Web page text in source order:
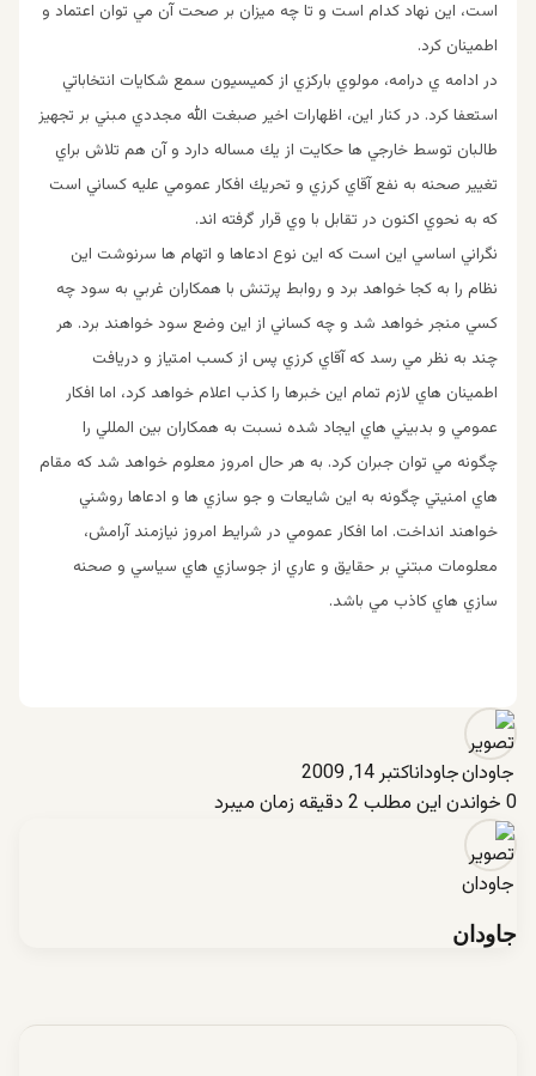
است، اين نهاد كدام است و تا چه ميزان بر صحت آن مي توان اعتماد و
اطمينان كرد.
در ادامه ي درامه، مولوي باركزي از كميسيون سمع شكايات انتخاباتي
استعفا كرد. در کنار این، اظهارات اخير صبغت الله مجددي مبني بر تجهيز
طالبان توسط خارجي ها حكايت از يك مساله دارد و آن هم تلاش براي
تغيير صحنه به نفع آقاي كرزي و تحريك افكار عمومي عليه كساني است
كه به نحوي اكنون در تقابل با وي قرار گرفته اند.
نگراني اساسي اين است كه اين نوع ادعاها و اتهام ها سرنوشت اين
نظام را به كجا خواهد برد و روابط پرتنش با همكاران غربي به سود چه
كسي منجر خواهد شد و چه كساني از اين وضع سود خواهند برد. هر
چند به نظر مي رسد كه آقاي كرزي پس از كسب امتياز و دريافت
اطمينان هاي لازم تمام اين خبرها را كذب اعلام خواهد كرد، اما افكار
عمومي و بدبيني هاي ايجاد شده نسبت به همكاران بين المللي را
چگونه مي توان جبران كرد. به هر حال امروز معلوم خواهد شد كه مقام
هاي امنيتي چگونه به اين شايعات و جو سازي ها و ادعاها روشني
خواهند انداخت. اما افكار عمومي در شرايط امروز نيازمند آرامش،
معلومات مبتني بر حقايق و عاري از جوسازي هاي سياسي و صحنه
سازي هاي كاذب مي باشد.
جاوداناکتبر 14, 2009
0 خواندن این مطلب 2 دقیقه زمان میبرد
جاودان